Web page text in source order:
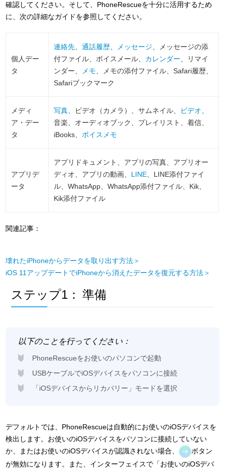
確認してください。そして、PhoneRescueを十分に活用するため
に、次の詳細なガイドを参照してください。
個人デー
タ
連絡先 、通話履歴 メッセージ 、メッセージの添
付ファイル、ボイスメール、 カレンダー 、リマイ
ンダー、
メモ 、メモの添付ファイル、Safari履歴、
Safariブックマーク
メディ
ア・デー
タ
写真 、ビデオ（カメラ）、サムネイル、 ビデオ
音楽、オーディオブック、プレイリスト、着信、
iBooks、 ボイスメモ
アプリデ
ータ
アプリドキュメント、アプリの写真、アプリオー
ディオ、アプリの動画、 LINE 、LINE添付ファイ
ル、WhatsApp、WhatsApp添付ファイル、Kik、
Kik添付ファイル
関連記事：
壊れたiPhoneからデータを取り出す方法＞
iOS 11アップデートでiPhoneから消えたデータを復元する方法＞
ステップ1： 準備
以下のことを行ってください：
PhoneRescueをお使いのパソコンで起動
USBケーブルでiOSデバイスをパソコンに接続
「iOSデバイスからリカバリー」モードを選択
デフォルトでは、PhoneRescueは自動的にお使いのiOSデバイスを
検出します。お使いのiOSデバイスをパソコンに接続していない
か、またはお使いのiOSデバイスが認識されない場合、
ボタン
が無効になります。また、インターフェイスで「お使いのiOSデバ